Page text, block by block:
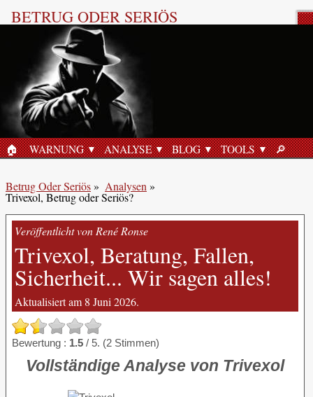
BETRUG ODER SERIÖS
STARTSEITE
🏠︎ WARNUNG ANALYSE BLOG TOOLS SUCHE
🔎︎
Betrug Oder Seriös» Analysen»
Trivexol, Betrug oder Seriös?
Veröffentlicht von René Ronse
Trivexol, Beratung, Fallen,
Sicherheit... Wir sagen alles!
Aktualisiert am 8 Juni 2026.
Bewertung : 1.5 / 5. (2 Stimmen)
Vollständige Analyse von Trivexol